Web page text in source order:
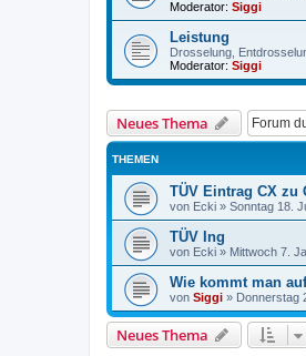
Moderator: Siggi
Leistung
Drosselung,
Moderator: Siggi
Neues Thema
THEMEN
TÜV Eintrag CX zu
von Ecki » Sonntag 18.
TÜV Ing
von Ecki » Mittwoch 7.
Wie kommt man
von Siggi » Donnerstag
Neues Thema